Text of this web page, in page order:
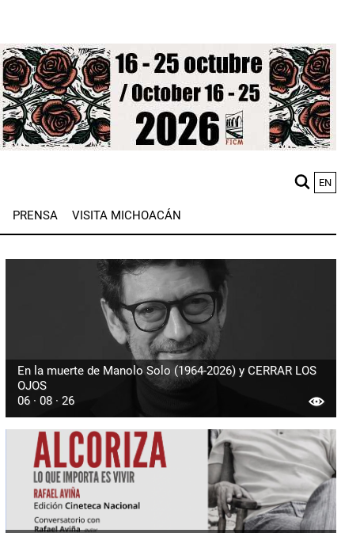
EN
PRENSA VISITA MICHOACÁN
En la muerte de Manolo Solo (1964-2026) y CERRAR LOS
OJOS
06 · 08 · 26